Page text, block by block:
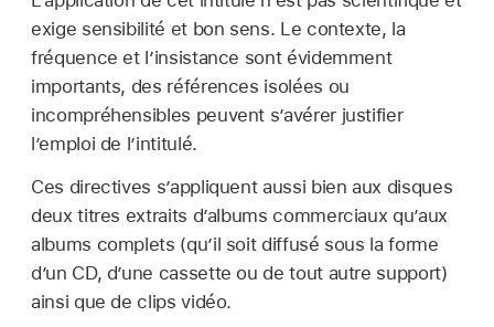
exige sensibilité et bon sens. Le contexte, la
fréquence et l’insistance sont évidemment
importants, des références isolées ou
incompréhensibles peuvent s’avérer justifier
l’emploi de l’intitulé.
Ces directives s’appliquent aussi bien aux disques
deux titres extraits d’albums commerciaux qu’aux
albums complets (qu’il soit diffusé sous la forme
d’un CD, d’une cassette ou de tout autre support)
ainsi que de clips vidéo.